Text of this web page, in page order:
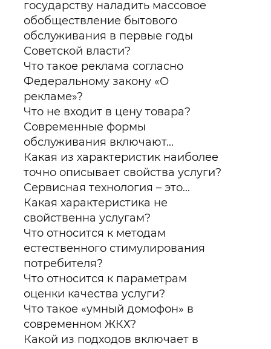
государству наладить массовое
обобществление бытового
обслуживания в первые годы
Советской власти?
Что такое реклама согласно
Федеральному закону «О
рекламе»?
Что не входит в цену товара?
Современные формы
обслуживания включают...
Какая из характеристик наиболее
точно описывает свойства услуги?
Сервисная технология – это...
Какая характеристика не
свойственна услугам?
Что относится к методам
естественного стимулирования
потребителя?
Что относится к параметрам
оценки качества услуги?
Что такое «умный домофон» в
современном ЖКХ?
Какой из подходов включает в